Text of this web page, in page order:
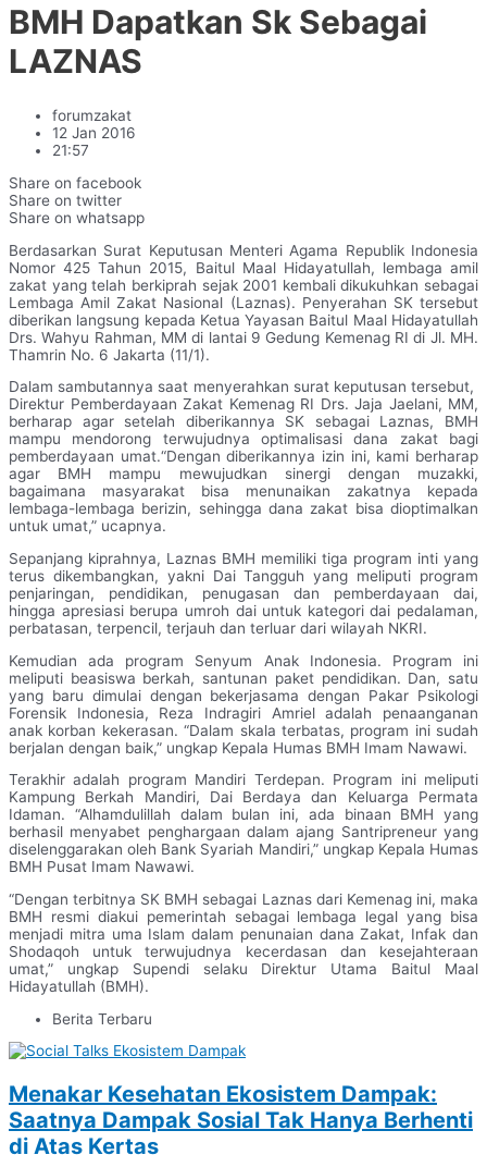
BMH Dapatkan Sk Sebagai
LAZNAS
forumzakat
12 Jan 2016
21:57
Share on facebook
Share on twitter
Share on whatsapp
Berdasarkan Surat Keputusan Menteri Agama Republik Indonesia
Nomor 425 Tahun 2015, Baitul Maal Hidayatullah, lembaga amil
zakat yang telah berkiprah sejak 2001 kembali dikukuhkan sebagai
Lembaga Amil Zakat Nasional (Laznas). Penyerahan SK tersebut
diberikan langsung kepada Ketua Yayasan Baitul Maal Hidayatullah
Drs. Wahyu Rahman, MM di lantai 9 Gedung Kemenag RI di Jl. MH.
Thamrin No. 6 Jakarta (11/1).
Dalam sambutannya saat menyerahkan surat keputusan tersebut,
Direktur Pemberdayaan Zakat Kemenag RI Drs. Jaja Jaelani, MM,
berharap agar setelah diberikannya SK sebagai Laznas, BMH
mampu mendorong terwujudnya optimalisasi dana zakat bagi
pemberdayaan umat.“Dengan diberikannya izin ini, kami berharap
agar BMH mampu mewujudkan sinergi dengan muzakki,
bagaimana masyarakat bisa menunaikan zakatnya kepada
lembaga-lembaga berizin, sehingga dana zakat bisa dioptimalkan
untuk umat,” ucapnya.
Sepanjang kiprahnya, Laznas BMH memiliki tiga program inti yang
terus dikembangkan, yakni Dai Tangguh yang meliputi program
penjaringan, pendidikan, penugasan dan pemberdayaan dai,
hingga apresiasi berupa umroh dai untuk kategori dai pedalaman,
perbatasan, terpencil, terjauh dan terluar dari wilayah NKRI.
Kemudian ada program Senyum Anak Indonesia. Program ini
meliputi beasiswa berkah, santunan paket pendidikan. Dan, satu
yang baru dimulai dengan bekerjasama dengan Pakar Psikologi
Forensik Indonesia, Reza Indragiri Amriel adalah penaanganan
anak korban kekerasan. “Dalam skala terbatas, program ini sudah
berjalan dengan baik,” ungkap Kepala Humas BMH Imam Nawawi.
Terakhir adalah program Mandiri Terdepan. Program ini meliputi
Kampung Berkah Mandiri, Dai Berdaya dan Keluarga Permata
Idaman. “Alhamdulillah dalam bulan ini, ada binaan BMH yang
berhasil menyabet penghargaan dalam ajang Santripreneur yang
diselenggarakan oleh Bank Syariah Mandiri,” ungkap Kepala Humas
BMH Pusat Imam Nawawi.
“Dengan terbitnya SK BMH sebagai Laznas dari Kemenag ini, maka
BMH resmi diakui pemerintah sebagai lembaga legal yang bisa
menjadi mitra uma Islam dalam penunaian dana Zakat, Infak dan
Shodaqoh untuk terwujudnya kecerdasan dan kesejahteraan
umat,” ungkap Supendi selaku Direktur Utama Baitul Maal
Hidayatullah (BMH).
Berita Terbaru
Menakar Kesehatan Ekosistem Dampak:
Saatnya Dampak Sosial Tak Hanya Berhenti
di Atas Kertas